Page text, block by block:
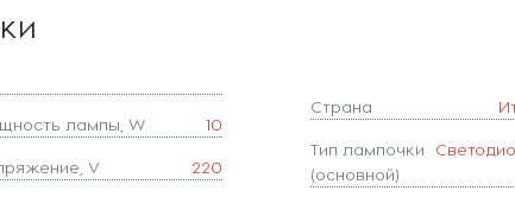
лампы, W 10
V 220
Страна
Тип лампочки
(основной)